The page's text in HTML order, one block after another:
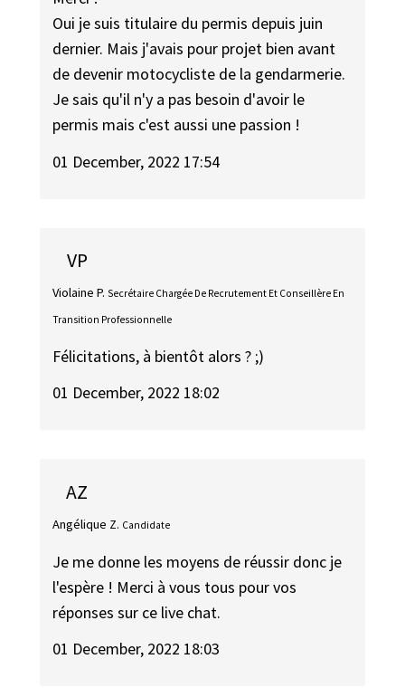
Oui je suis titulaire du permis depuis juin
dernier. Mais j'avais pour projet bien avant
de devenir motocycliste de la gendarmerie.
Je sais qu'il n'y a pas besoin d'avoir le
permis mais c'est aussi une passion !
01 December, 2022 17:54
VP
Violaine P. Secrétaire Chargée De Recrutement Et Conseillère En
Transition Professionnelle
Félicitations, à bientôt alors ? ;)
01 December, 2022 18:02
AZ
Angélique Z. Candidate
Je me donne les moyens de réussir donc je
l'espère ! Merci à vous tous pour vos
réponses sur ce live chat.
01 December, 2022 18:03